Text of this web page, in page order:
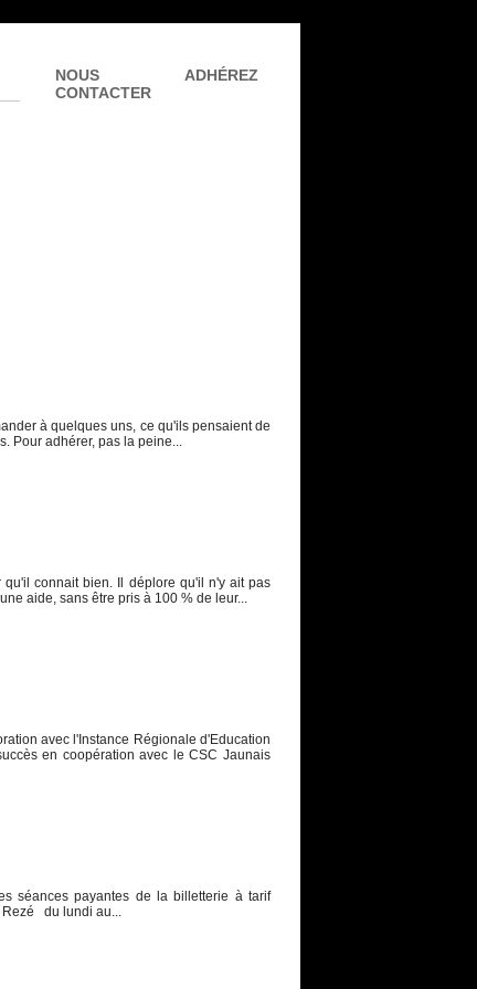
NOUS
CONTACTER
ADHÉREZ
à quelques uns, ce qu'ils pensaient de
Pour adhérer, pas la peine...
connait bien. Il déplore qu'il n'y ait pas
aide, sans être pris à 100 % de leur...
avec l'Instance Régionale d'Education
en coopération avec le CSC Jaunais
séances payantes de la billetterie à tarif
Rezé du lundi au...